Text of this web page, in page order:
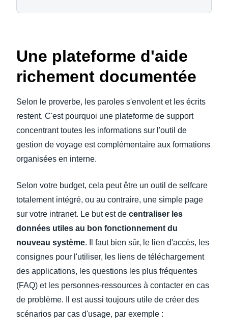
Une plateforme d'aide
richement documentée
Selon le proverbe, les paroles s'envolent et les écrits
restent. C'est pourquoi une plateforme de support
concentrant toutes les informations sur l'outil de
gestion de voyage est complémentaire aux formations
organisées en interne.
Selon votre budget, cela peut être un outil de selfcare
totalement intégré, ou au contraire, une simple page
sur votre intranet. Le but est de centraliser les
données utiles au bon fonctionnement du
nouveau système. Il faut bien sûr, le lien d'accès, les
consignes pour l'utiliser, les liens de téléchargement
des applications, les questions les plus fréquentes
(FAQ) et les personnes-ressources à contacter en cas
de problème. Il est aussi toujours utile de créer des
scénarios par cas d'usage, par exemple :